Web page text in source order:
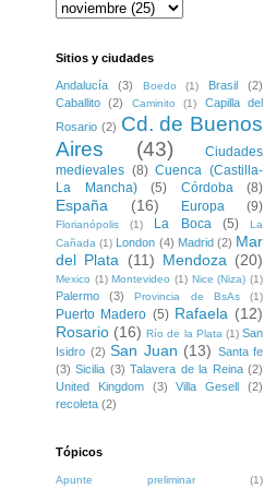
Sitios y ciudades
Andalucía (3) Boedo (1) Brasil
(2)
Caballito
(2) Caminito (1)
Capilla del
Rosario (2) Cd. de Buenos
Aires
(43)
Ciudades
medievales (8) Cuenca (Castilla-
La Mancha)
(5) Córdoba (8)
España (16) Europa (9)
Florianópolis (1) La Boca (5)
La
Cañada (1) London (4) Madrid (2) Mar
del Plata (11) Mendoza (20)
Mexico (1) Montevideo (1) Nice (Niza) (1)
Palermo (3) Provincia de BsAs (1)
Puerto Madero (5) Rafaela (12)
Rosario (16) Río de la Plata (1) San
Isidro (2) San Juan (13) Santa fe
(3) Sicilia (3) Talavera de la Reina (2)
United Kingdom
(3) Villa Gesell
(2)
recoleta (2)
Tópicos
Apunte preliminar (1)